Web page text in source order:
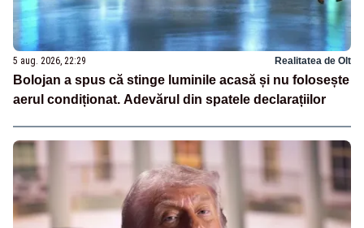
5 aug. 2026, 22:29 Realitatea de Olt
Bolojan a spus că stinge luminile acasă și nu folosește
aerul condiționat. Adevărul din spatele declarațiilor